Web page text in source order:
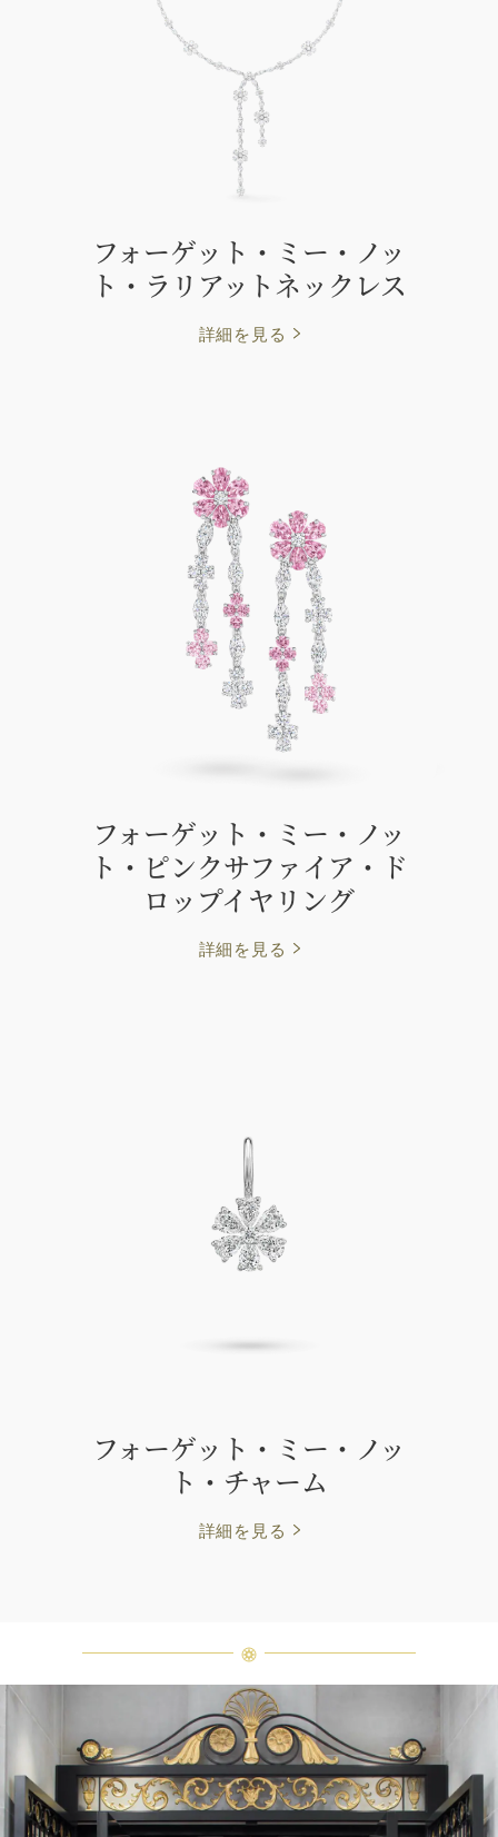
フォーゲット・ミー・ノッ
ト・ラリアットネックレス
詳細を見る
フォーゲット・ミー・ノッ
ト・ピンクサファイア・ド
ロップイヤリング
詳細を見る
フォーゲット・ミー・ノッ
ト・チャーム
詳細を見る